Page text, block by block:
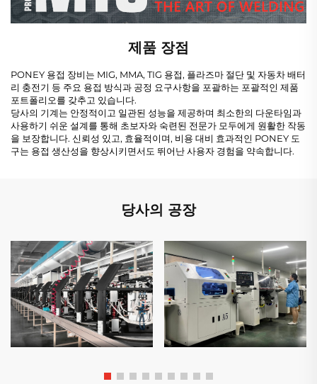
제품 장점
PONEY 용접 장비는 MIG, MMA, TIG 용접, 플라즈마 절단 및 자동차 배터
리 충전기 등 주요 용접 방식과 공정 요구사항을 포괄하는 포괄적인 제품
포트폴리오를 갖추고 있습니다.
당사의 기계는 안정적이고 일관된 성능을 제공하며 최소한의 다운타임과
사용하기 쉬운 설계를 통해 초보자와 숙련된 전문가 모두에게 원활한 작동
을 보장합니다. 신뢰성 있고, 효율적이며, 비용 대비 효과적인 PONEY 도
구는 용접 생산성을 향상시키면서도 뛰어난 사용자 경험을 약속합니다.
당사의 공장